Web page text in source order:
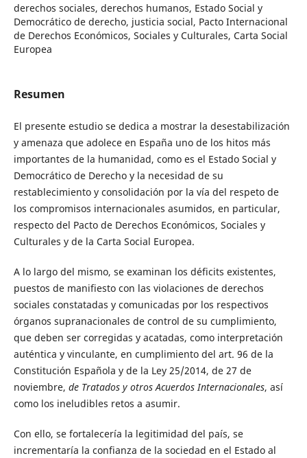
derechos sociales, derechos humanos, Estado Social y
Democrático de derecho, justicia social, Pacto Internacional
de Derechos Económicos, Sociales y Culturales, Carta Social
Europea
Resumen
El presente estudio se dedica a mostrar la desestabilización
y amenaza que adolece en España uno de los hitos más
importantes de la humanidad, como es el Estado Social y
Democrático de Derecho y la necesidad de su
restablecimiento y consolidación por la vía del respeto de
los compromisos internacionales asumidos, en particular,
respecto del Pacto de Derechos Económicos, Sociales y
Culturales y de la Carta Social Europea.
A lo largo del mismo, se examinan los déficits existentes,
puestos de manifiesto con las violaciones de derechos
sociales constatadas y comunicadas por los respectivos
órganos supranacionales de control de su cumplimiento,
que deben ser corregidas y acatadas, como interpretación
auténtica y vinculante, en cumplimiento del art. 96 de la
Constitución Española y de la Ley 25/2014, de 27 de
noviembre, de Tratados y otros Acuerdos Internacionales, así
como los ineludibles retos a asumir.
Con ello, se fortalecería la legitimidad del país, se
incrementaría la confianza de la sociedad en el Estado al